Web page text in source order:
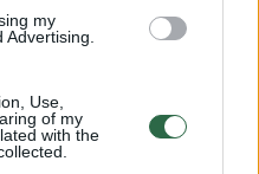
my
Use,
of my
with the
siuntas, tai
Monotonijos